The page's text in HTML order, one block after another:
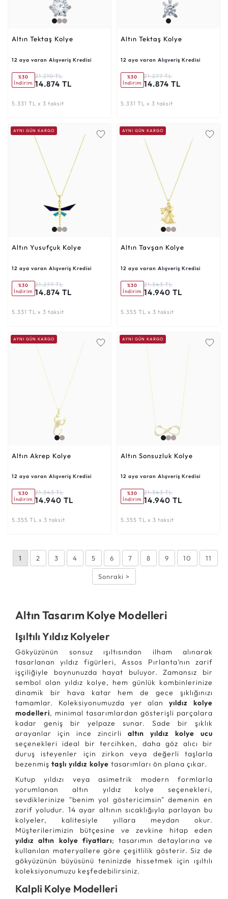
Altın Tektaş Kolye
12 aya varan Alışveriş Kredisi
%30
İndirim
21.210 TL
14.874 TL
5.331 TL x 3 taksit
Altın Tektaş Kolye
12 aya varan Alışveriş Kredisi
%30
İndirim
21.277 TL
14.874 TL
5.331 TL x 3 taksit
AYNI GÜN KARGO
Altın Yusufçuk Kolye
12 aya varan Alışveriş Kredisi
%30
İndirim
21.277 TL
14.874 TL
5.331 TL x 3 taksit
AYNI GÜN KARGO
Altın Tavşan Kolye
12 aya varan Alışveriş Kredisi
%30
İndirim
21.343 TL
14.940 TL
5.355 TL x 3 taksit
AYNI GÜN KARGO
Altın Akrep Kolye
12 aya varan Alışveriş Kredisi
%30
İndirim
21.343 TL
14.940 TL
5.355 TL x 3 taksit
AYNI GÜN KARGO
Altın Sonsuzluk Kolye
12 aya varan Alışveriş Kredisi
%30
İndirim
21.343 TL
14.940 TL
5.355 TL x 3 taksit
1 2 3 4 5 6 7 8 9 10 11
Sonraki >
Altın Tasarım Kolye Modelleri
Işıltılı Yıldız Kolyeler
Gökyüzünün sonsuz ışıltısından ilham alınarak
tasarlanan yıldız figürleri, Assos Pırlanta’nın zarif
işçiliğiyle boynunuzda hayat buluyor. Zamansız bir
sembol olan yıldız kolye, hem günlük kombinlerinize
dinamik bir hava katar hem de gece şıklığınızı
tamamlar. Koleksiyonumuzda yer alanyıldız kolye
modelleri, minimal tasarımlardan gösterişli parçalara
kadar geniş bir yelpaze sunar. Sade bir şıklık
arayanlar için ince zincirli altın yıldız kolye ucu
seçenekleri ideal bir tercihken, daha göz alıcı bir
duruş isteyenler için zirkon veya değerli taşlarla
bezenmiş taşlı yıldız kolye tasarımları ön plana çıkar.
Kutup yıldızı veya asimetrik modern formlarla
yorumlanan altın yıldız kolye seçenekleri,
sevdiklerinize "benim yol göstericimsin" demenin en
zarif yoludur. 14 ayar altının sıcaklığıyla parlayan bu
kolyeler, kalitesiyle yıllara meydan okur.
Müşterilerimizin bütçesine ve zevkine hitap eden
yıldız altın kolye fiyatları; tasarımın detaylarına ve
kullanılan materyallere göre çeşitlilik gösterir. Siz de
gökyüzünün büyüsünü teninizde hissetmek için ışıltılı
koleksiyonumuzu keşfedebilirsiniz.
Kalpli Kolye Modelleri